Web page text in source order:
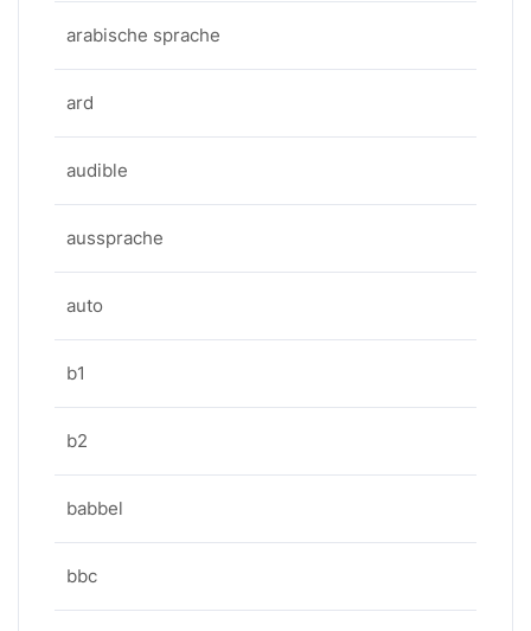
arabische sprache
ard
audible
aussprache
auto
b1
b2
babbel
bbc